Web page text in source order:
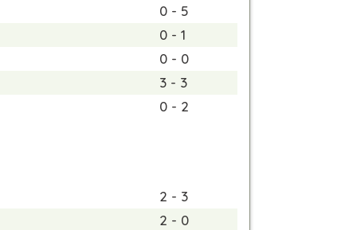
0 - 5
0 - 1
0 - 0
3 - 3
0 - 2
2 - 3
2 - 0